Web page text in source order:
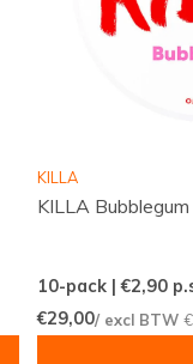
merken
Regelmatig
Een
duidelijke
zodat je altijd
consistente
KILLA
KILLA Bubblegum
10-pack | €2,90
€29,00/ excl BTW